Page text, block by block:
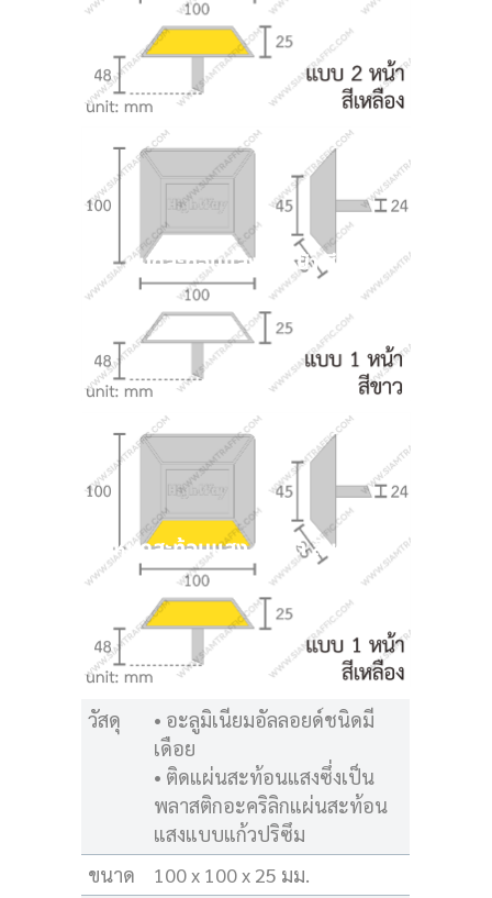
หมุดสะท้อนแสง 1 หน้า สีขาว
หมุดสะท้อนแสง 1 หน้า สีเหลือง
วัสดุ
• อะลูมิเนียมอัลลอยด์ชนิดมี
เดือย
• ติดแผ่นสะท้อนแสงซึ่งเป็น
พลาสติกอะคริลิกแผ่นสะท้อน
แสงแบบแก้วปริซึม
ขนาด
100 x 100 x 25 มม.